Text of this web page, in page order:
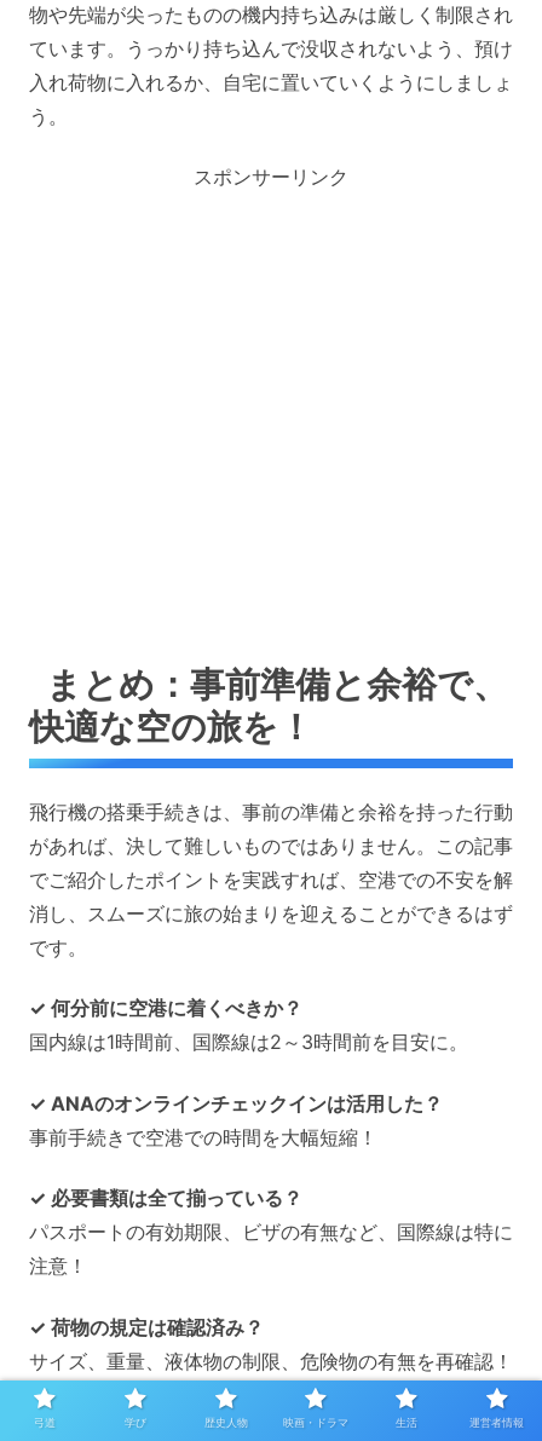
物や先端が尖ったものの機内持ち込みは厳しく制限され
ています。うっかり持ち込んで没収されないよう、預け
入れ荷物に入れるか、自宅に置いていくようにしましょ
う。
スポンサーリンク
まとめ：事前準備と余裕で、
快適な空の旅を！
飛行機の搭乗手続きは、事前の準備と余裕を持った行動
があれば、決して難しいものではありません。この記事
でご紹介したポイントを実践すれば、空港での不安を解
消し、スムーズに旅の始まりを迎えることができるはず
です。
✓ 何分前に空港に着くべきか？
国内線は1時間前、国際線は2～3時間前を目安に。
✓ ANAのオンラインチェックインは活用した？
事前手続きで空港での時間を大幅短縮！
✓ 必要書類は全て揃っている？
パスポートの有効期限、ビザの有無など、国際線は特に
注意！
✓ 荷物の規定は確認済み？
サイズ、重量、液体物の制限、危険物の有無を再確認！
これらの準備をしっかり行い、早めに空港に到着して手
弓道 学び 歴史人物 映画・ドラマ 生活 運営者情報